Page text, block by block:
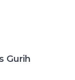
Gurih